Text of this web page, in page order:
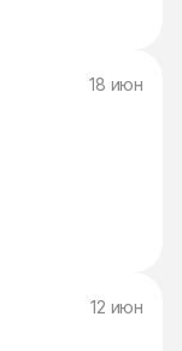
18 июн
12 июн